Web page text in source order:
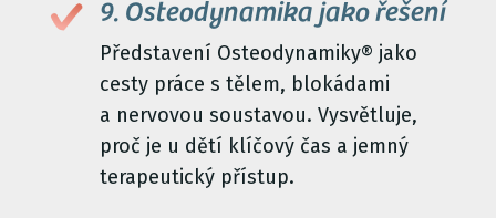
9. Osteodynamika jako řešení
Představení Osteodynamiky® jako
cesty práce s tělem, blokádami
a nervovou soustavou. Vysvětluje,
proč je u dětí klíčový čas a jemný
terapeutický přístup.